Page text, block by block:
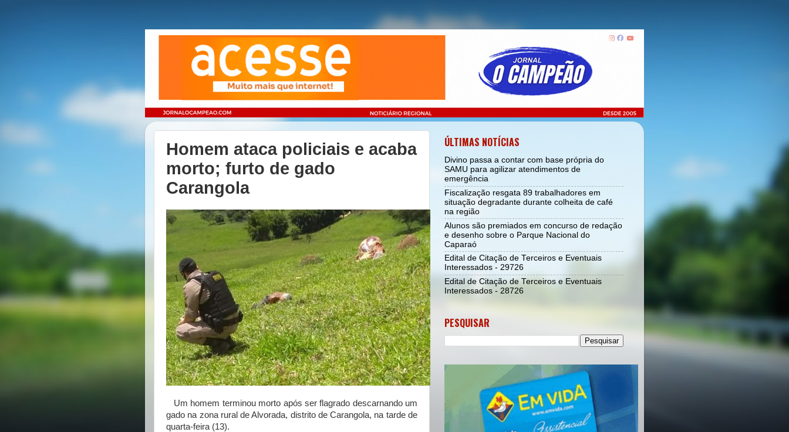
Homem ataca policiais e acaba
morto; furto de gado
Carangola
Um homem terminou morto após ser flagrado descarnando um
gado na zona rural de Alvorada, distrito de Carangola, na tarde de
quarta-feira (13).
ÚLTIMAS NOTÍCIAS
Divino passa a contar com base própria do
SAMU para agilizar atendimentos de
emergência
Fiscalização resgata 89 trabalhadores em
situação degradante durante colheita de café
na região
Alunos são premiados em concurso de redação
e desenho sobre o Parque Nacional do
Caparaó
Edital de Citação de Terceiros e Eventuais
Interessados - 29726
Edital de Citação de Terceiros e Eventuais
Interessados - 28726
PESQUISAR